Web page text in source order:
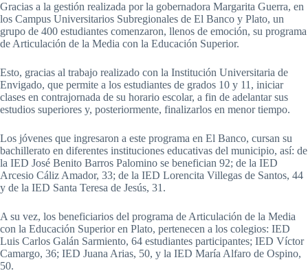
Gracias a la gestión realizada por la gobernadora Margarita Guerra, en
los Campus Universitarios Subregionales de El Banco y Plato, un
grupo de 400 estudiantes comenzaron, llenos de emoción, su programa
de Articulación de la Media con la Educación Superior.
Esto, gracias al trabajo realizado con la Institución Universitaria de
Envigado, que permite a los estudiantes de grados 10 y 11, iniciar
clases en contrajornada de su horario escolar, a fin de adelantar sus
estudios superiores y, posteriormente, finalizarlos en menor tiempo.
Los jóvenes que ingresaron a este programa en El Banco, cursan su
bachillerato en diferentes instituciones educativas del municipio, así: de
la IED José Benito Barros Palomino se benefician 92; de la IED
Arcesio Cáliz Amador, 33; de la IED Lorencita Villegas de Santos, 44
y de la IED Santa Teresa de Jesús, 31.
A su vez, los beneficiarios del programa de Articulación de la Media
con la Educación Superior en Plato, pertenecen a los colegios: IED
Luis Carlos Galán Sarmiento, 64 estudiantes participantes; IED Víctor
Camargo, 36; IED Juana Arias, 50, y la IED María Alfaro de Ospino,
50.